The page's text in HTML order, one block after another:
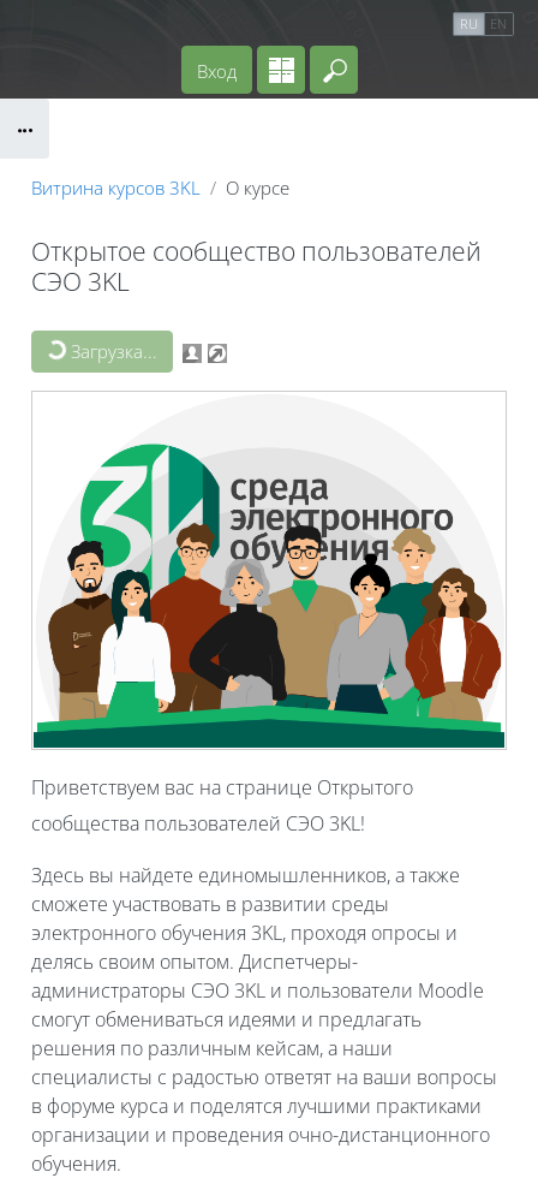
RU EN
Введите ваш
Вход
Витрина курсов 3KL О курсе
Открытое сообщество пользователей
СЭО 3KL
Блоки
Загрузка...
Приветствуем вас на странице Открытого
сообщества пользователей СЭО 3KL!
Здесь вы найдете единомышленников, а также
сможете участвовать в развитии среды
электронного обучения 3KL, проходя опросы и
делясь своим опытом. Диспетчеры-
администраторы СЭО 3KL и пользователи Moodle
смогут обмениваться идеями и предлагать
решения по различным кейсам, а наши
специалисты с радостью ответят на ваши вопросы
в форуме курса и поделятся лучшими практиками
организации и проведения очно-дистанционного
обучения.